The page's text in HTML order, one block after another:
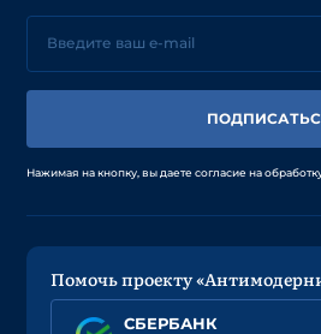
Нажимая на кнопку, вы даете согласие на
Помочь проекту
СБЕРБАНК